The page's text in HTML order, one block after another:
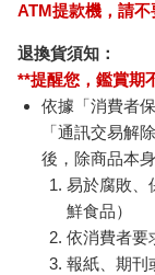
ATM提款機，請不
退換貨須知：
**提醒您，鑑賞期
依據「消費者
「通訊交易解
後，除商品本
易於腐敗、
鮮食品）
依消費者要
報紙、期刊